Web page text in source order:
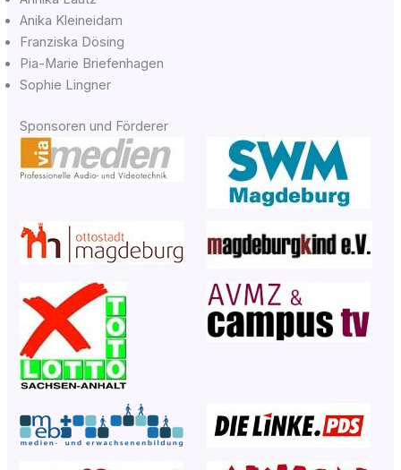
Anika Klein­ei­dam
Fran­zis­ka Dösing
Pia-Marie Brie­fenha­gen
Sophie Ling­ner
Sponsoren und Förderer